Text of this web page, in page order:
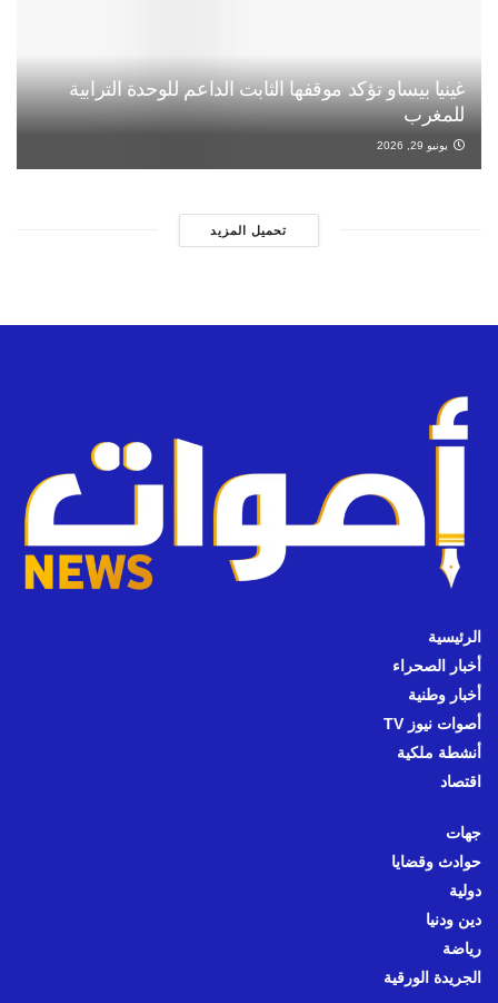
غينيا بيساو تؤكد موقفها الثابت الداعم للوحدة الترابية
للمغرب
يونيو 29, 2026
تحميل المزيد
الرئيسية
أخبار الصحراء
أخبار وطنية
أصوات نيوز TV
أنشطة ملكية
اقتصاد
جهات
حوادث وقضايا
دولية
دين ودنيا
رياضة
الجريدة الورقية